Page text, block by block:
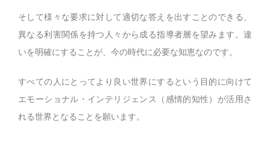
そして様々な要求に対して適切な答えを出すことのできる、
異なる利害関係を持つ人々から成る指導者層を望みます。違
いを明確にすることが、今の時代に必要な知恵なのです。
すべての人にとってより良い世界にするという目的に向けて
エモーショナル・インテリジェンス（感情的知性）が活用さ
れる世界となることを願います。